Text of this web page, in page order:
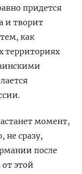
придется
и творит
как
территориях
момент,
не сразу,
после
этой